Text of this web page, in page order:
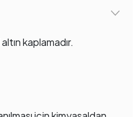
kaplamadır.